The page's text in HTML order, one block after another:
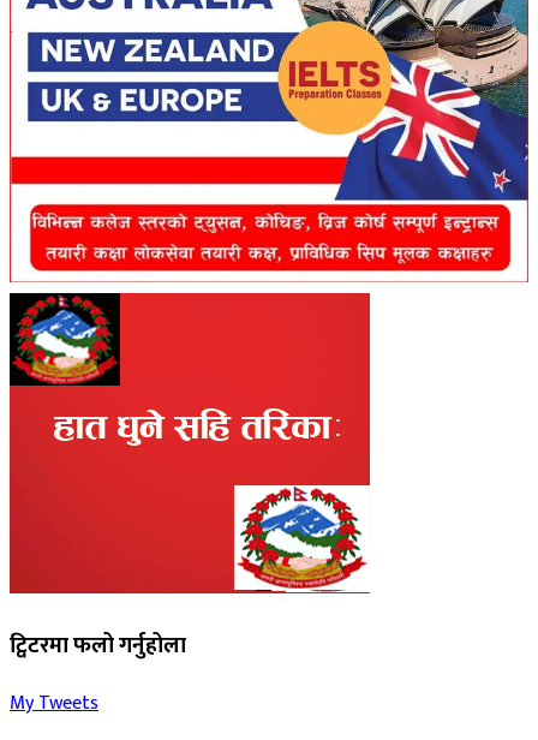
ट्विटरमा फलो गर्नुहोला
My Tweets